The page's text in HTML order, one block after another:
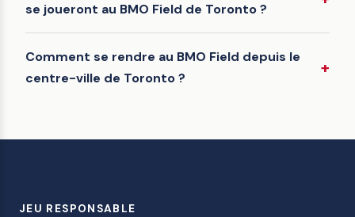
se joueront au BMO Field de Toronto ?
Comment se rendre au BMO Field depuis le
centre-ville de Toronto ?
JEU RESPONSABLE